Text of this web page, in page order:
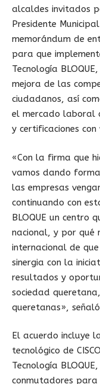
alcaldes invitados
Presidente
memorándum de
para que
Tecnología
mejora de las
ciudadanos, así
el mercado laboral
y certificaciones
«Con la firma que
vamos dando
las empresas
continuando con
BLOQUE un centro
nacional, y por qué
internacional de
sinergia con la
resultados y
sociedad
queretanas»,
El acuerdo incluye
tecnológico de
Tecnología
conmutadores